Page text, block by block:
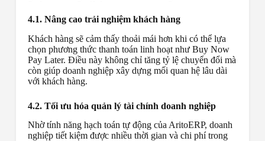
4.1. Nâng cao trải nghiệm khách hàng
Khách hàng sẽ cảm thấy thoải mái hơn khi có thể lựa
chọn phương thức thanh toán linh hoạt như Buy Now
Pay Later. Điều này không chỉ tăng tỷ lệ chuyển đổi mà
còn giúp doanh nghiệp xây dựng mối quan hệ lâu dài
với khách hàng.
4.2. Tối ưu hóa quản lý tài chính doanh nghiệp
Nhờ tính năng hạch toán tự động của AritoERP, doanh
nghiệp tiết kiệm được nhiều thời gian và chi phí trong